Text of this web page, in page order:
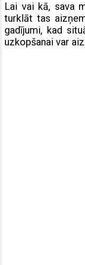
Lai vai kā, sava
turklāt tas
gadījumi, kad
uzkopšanai var